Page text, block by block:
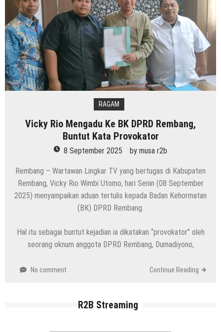
RAGAM
Vicky Rio Mengadu Ke BK DPRD Rembang,
Buntut Kata Provokator
8 September 2025 by musa r2b
Rembang – Wartawan Lingkar TV yang bertugas di Kabupaten
Rembang, Vicky Rio Wimbi Utomo, hari Senin (08 September
2025) menyampaikan aduan tertulis kepada Badan Kehormatan
(BK) DPRD Rembang.
Hal itu sebagai buntut kejadian ia dikatakan “provokator” oleh
seorang oknum anggota DPRD Rembang, Dumadiyono,
No comment Continue Reading
R2B Streaming